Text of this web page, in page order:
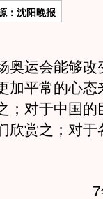
：沈阳晚报
运会能够改
加平常的心
；对于中国的
欣赏之；对于
7年